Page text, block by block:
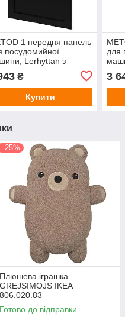
1 передня панель
посудомийної
Lerhyttan з
395.301.12
₴
Купити
для
3
–25%
Плюшева іграшка
GREJSIMOJS IKEA
806.020.83
Готово до відправки